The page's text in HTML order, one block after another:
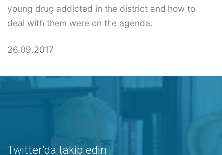
young drug addicted in the district and how to
deal with them were on the agenda.
26.09.2017
Twitter'da takip edin